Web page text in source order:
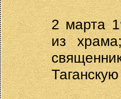
2 марта
из